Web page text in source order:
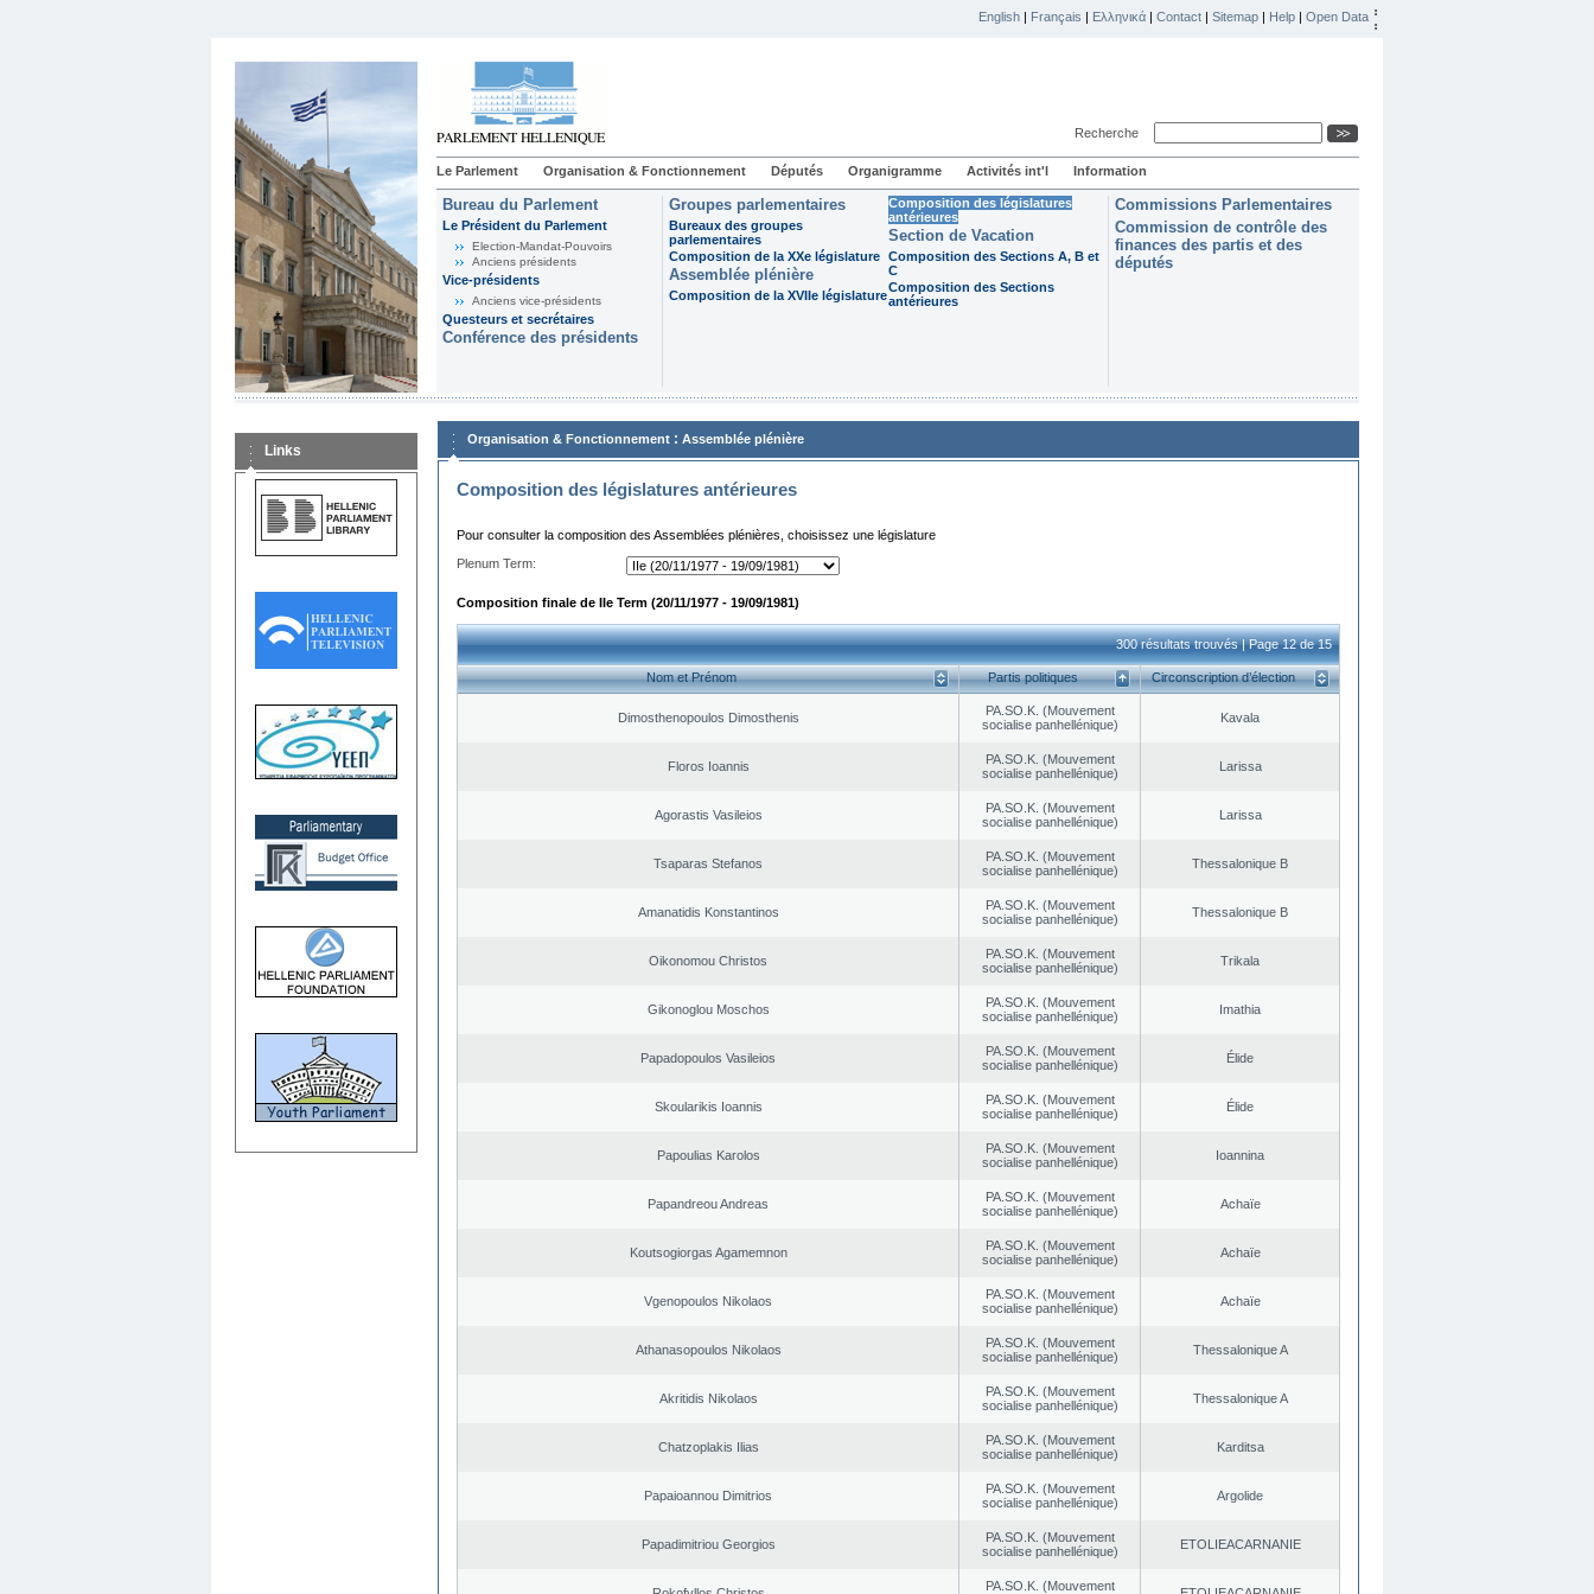
English | Français | Ελληνικά | Contact | Sitemap | Help | Open Data
Recherche
Le Parlement Organisation & Fonctionnement Députés Organigramme Activités int'l Information
Bureau du Parlement
Le Président du Parlement
Election-Mandat-Pouvoirs
Anciens présidents
Vice-présidents
Anciens vice-présidents
Questeurs et secrétaires
Conférence des présidents
Groupes parlementaires
Bureaux des groupes
parlementaires
Composition de la XXe législature
Assemblée plénière
Composition de la XVIIe législature
Composition des législatures
antérieures
Section de Vacation
Composition des Sections A, B et
C
Composition des Sections
antérieures
Commissions Parlementaires
Commission de contrôle des
finances des partis et des
députés
Links
Organisation & Fonctionnement : Assemblée plénière
Composition des législatures antérieures
Pour consulter la composition des Assemblées plénières, choisissez une législature
Plenum Term:
Composition finale de IIe Term (20/11/1977 - 19/09/1981)
300 résultats trouvés | Page 12 de 15
Nom et Prénom Partis politiques Circonscription d’élection
Dimosthenopoulos Dimosthenis
PA.SO.K. (Mouvement
socialise panhellénique)
Kavala
Floros Ioannis
PA.SO.K. (Mouvement
socialise panhellénique)
Larissa
Agorastis Vasileios
PA.SO.K. (Mouvement
socialise panhellénique)
Larissa
Tsaparas Stefanos
PA.SO.K. (Mouvement
socialise panhellénique)
Thessalonique B
Amanatidis Konstantinos
PA.SO.K. (Mouvement
socialise panhellénique)
Thessalonique B
Oikonomou Christos
PA.SO.K. (Mouvement
socialise panhellénique)
Trikala
Gikonoglou Moschos
PA.SO.K. (Mouvement
socialise panhellénique)
Imathia
Papadopoulos Vasileios
PA.SO.K. (Mouvement
socialise panhellénique)
Élide
Skoularikis Ioannis
PA.SO.K. (Mouvement
socialise panhellénique)
Élide
Papoulias Karolos
PA.SO.K. (Mouvement
socialise panhellénique)
Ioannina
Papandreou Andreas
PA.SO.K. (Mouvement
socialise panhellénique)
Achaïe
Koutsogiorgas Agamemnon
PA.SO.K. (Mouvement
socialise panhellénique)
Achaïe
Vgenopoulos Nikolaos
PA.SO.K. (Mouvement
socialise panhellénique)
Achaïe
Athanasopoulos Nikolaos
PA.SO.K. (Mouvement
socialise panhellénique)
Thessalonique A
Akritidis Nikolaos
PA.SO.K. (Mouvement
socialise panhellénique)
Thessalonique A
Chatzoplakis Ilias
PA.SO.K. (Mouvement
socialise panhellénique)
Karditsa
Papaioannou Dimitrios
PA.SO.K. (Mouvement
socialise panhellénique)
Argolide
Papadimitriou Georgios
PA.SO.K. (Mouvement
socialise panhellénique)
EΤOLIEACARNANIE
PA.SO.K. (Mouvement